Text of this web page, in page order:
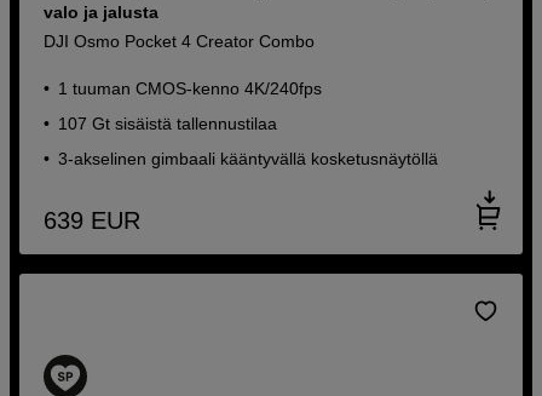
valo ja jalusta
DJI Osmo Pocket 4 Creator Combo
1 tuuman CMOS-kenno 4K/240fps
107 Gt sisäistä tallennustilaa
3-akselinen gimbaali kääntyvällä kosketusnäytöllä
639 EUR